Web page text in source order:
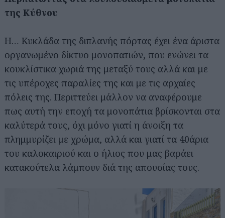
της Κύθνου
Η… Κυκλάδα της διπλανής πόρτας έχει ένα άριστα
οργανωμένο δίκτυο μονοπατιών, που ενώνει τα
κουκλίστικα χωριά της μεταξύ τους αλλά και με
τις υπέροχες παραλίες της και με τις αρχαίες
πόλεις της. Περιττεύει μάλλον να αναφέρουμε
πως αυτή την εποχή τα μονοπάτια βρίσκονται στα
καλύτερά τους, όχι μόνο γιατί η άνοιξη τα
πλημμυρίζει με χρώμα, αλλά και γιατί τα 40άρια
του καλοκαιριού και ο ήλιος που μας βαράει
κατακούτελα λάμπουν διά της απουσίας τους.